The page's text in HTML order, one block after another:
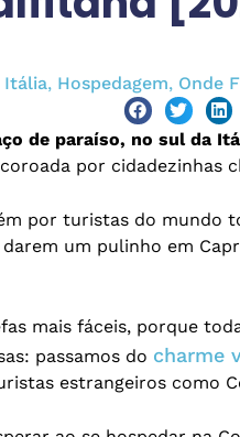
Itália, Hospedagem, Onde
de paraíso, no sul da
por cidadezinhas
por turistas do mundo
um pulinho em
mais fáceis, porque
passamos do charme
estrangeiros como